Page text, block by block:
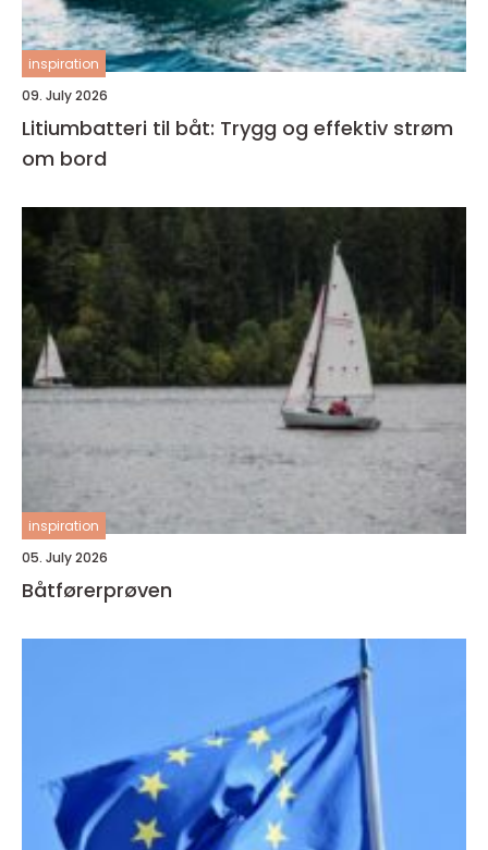
inspiration
09. July 2026
Litiumbatteri til båt: Trygg og effektiv strøm
om bord
inspiration
05. July 2026
Båtførerprøven